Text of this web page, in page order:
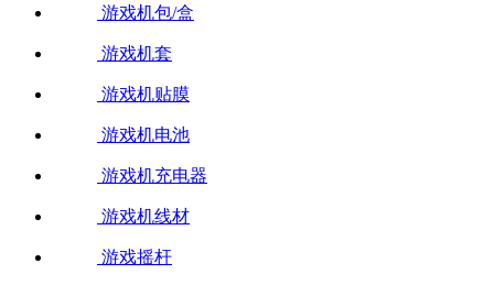
游戏机包/盒
游戏机套
游戏机贴膜
游戏机电池
游戏机充电器
游戏机线材
游戏摇杆